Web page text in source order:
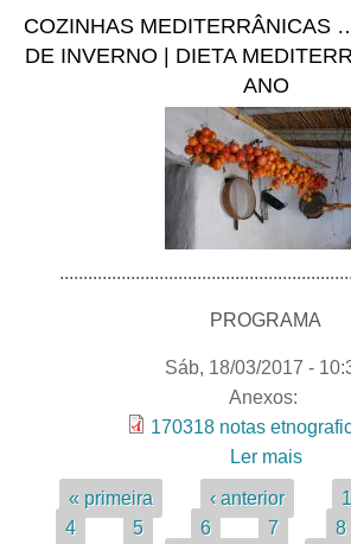
COZINHAS MEDITERRÂNICAS
DE INVERNO | DIETA
ANO
PROGRAMA
Sáb, 18/03/2017 -
Anexos:
170318 notas
Ler mais
Páginas« primeira ‹ anterior 1
4
5 6 7 8